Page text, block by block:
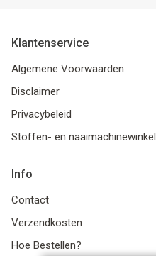
Klantenservice
Algemene Voorwaarden
Disclaimer
Privacybeleid
Stoffen- en naaimachinewinkel
Info
Contact
Verzendkosten
Hoe Bestellen?